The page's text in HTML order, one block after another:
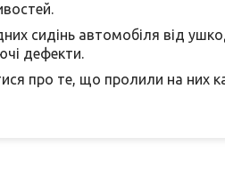
сидінь автомобіля від
дефекти.
про те, що пролили на них